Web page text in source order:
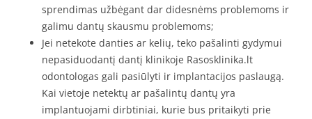
sprendimas užbėgant dar didesnėms problemoms ir
galimu dantų skausmu problemoms;
Jei netekote danties ar kelių, teko pašalinti gydymui
nepasiduodantį dantį klinikoje Rasosklinika.lt
odontologas gali pasiūlyti ir implantacijos paslaugą.
Kai vietoje netektų ar pašalintų dantų yra
implantuojami dirbtiniai, kurie bus pritaikyti prie